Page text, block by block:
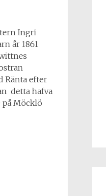
Ingri
år 1861
Ränta efter
detta hafva
Möcklö